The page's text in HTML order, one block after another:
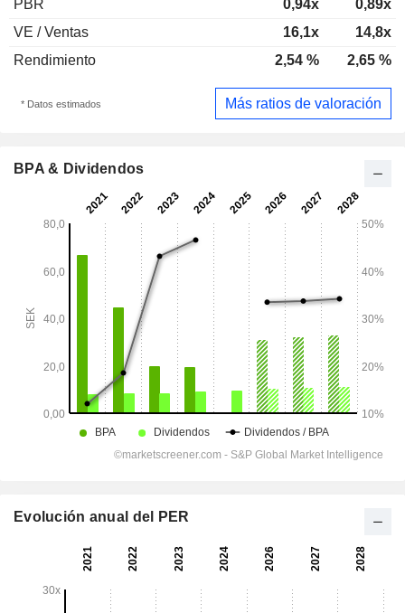
PBR 0,94x
0,89x
VE / Ventas
16,1x
14,8x
Rendimiento
2,54 % 2,65 %
* Datos estimados Más ratios de valoración
BPA & Dividendos
Evolución anual del PER